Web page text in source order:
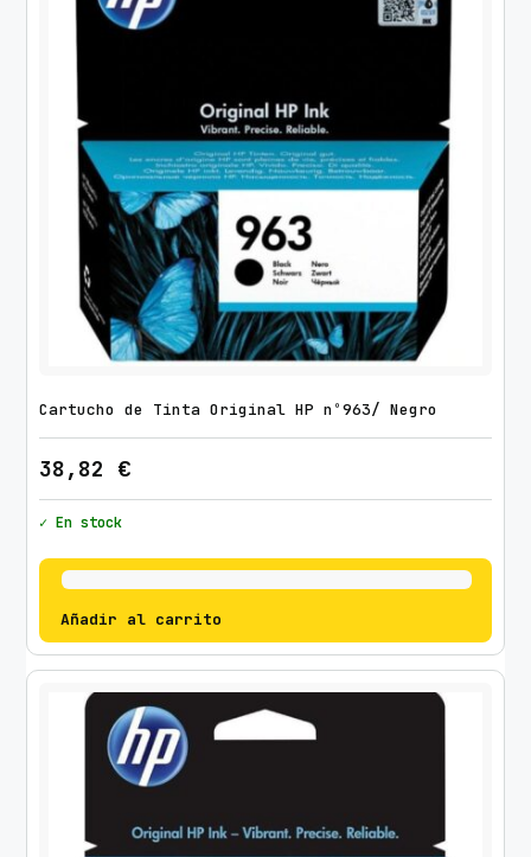
Cartucho de Tinta Original HP nº963/ Negro
38,82 €
✓ En stock
Añadir al carrito